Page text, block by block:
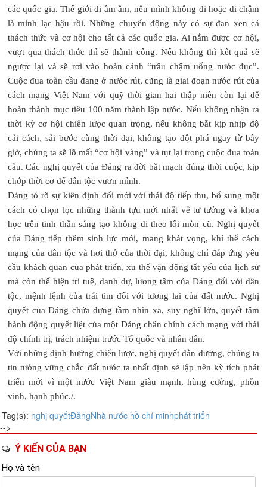
các quốc gia. Thế giới đi ầm ầm, nếu mình không đi hoặc đi chậm
là mình lạc hậu rồi. Những chuyển động này có sự đan xen cả
thách thức và cơ hội cho tất cả các quốc gia. Ai nắm được cơ hội,
vượt qua thách thức thì sẽ thành công. Nếu không thì kết quả sẽ
ngược lại và sẽ rơi vào hoàn cảnh “trâu chậm uống nước đục”.
Cuộc đua toàn cầu đang ở nước rút, cũng là giai đoạn nước rút của
cách mạng Việt Nam với quỹ thời gian hai thập niên còn lại để
hoàn thành mục tiêu 100 năm thành lập nước. Nếu không nhận ra
thời kỳ cơ hội chiến lược quan trọng, nếu không bắt kịp nhịp độ
cải cách, sải bước cùng thời đại, không tạo đột phá ngay từ bây
giờ, chúng ta sẽ lỡ mất “cơ hội vàng” và tụt lại trong cuộc đua toàn
cầu. Các nghị quyết của Đảng ra đời bắt mạch đúng thời cuộc, kịp
chớp thời cơ để dân tộc vươn mình.
Đảng tỏ rõ sự kiên định đổi mới với thái độ tiếp thu, bổ sung một
cách có chọn lọc những thành tựu mới nhất về tư tưởng và khoa
học trên tinh thần sáng tạo không đi theo lối mòn cũ. Nghị quyết
của Đảng tiếp thêm sinh lực mới, mang khát vọng, khí thế cách
mạng của dân tộc và hơi thở của thời đại, không chỉ đáp ứng yêu
cầu khách quan của phát triển, xu thế vận động tất yếu của lịch sử
mà còn thể hiện trí tuệ, danh dự, lương tâm của Đảng đối với dân
tộc, mệnh lệnh của trái tim đối với tương lai của đất nước. Nghị
quyết của Đảng chứa đựng tầm nhìn xa, suy nghĩ lớn, quyết tâm
hành động quyết liệt của một Đảng chân chính cách mạng với thái
độ chính trị, trách nhiệm trước Tổ quốc và nhân dân.
Với những định hướng chiến lược, nghị quyết dẫn đường, chúng ta
tin tưởng vững chắc đất nước ta nhất định sẽ lập nên kỳ tích phát
triển mới vì một nước Việt Nam giàu mạnh, hùng cường, phồn
vinh, hạnh phúc./.
Tag(s): nghị quyếtĐảngNhà nước hồ chí minhphát triển
-->
Ý KIẾN CỦA BẠN
Họ và tên